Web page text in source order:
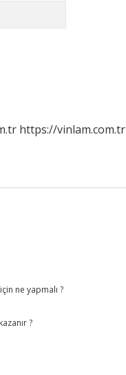
https://vinlam.com.tr
ne yapmalı ?
?